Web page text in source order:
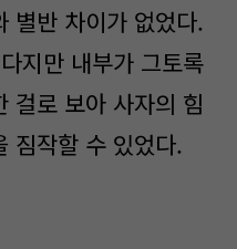
별반 차이가 없었다.
지만 내부가 그토록
걸로 보아 사자의 힘
짐작할 수 있었다.